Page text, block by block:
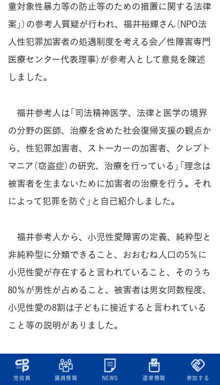
党役員 議員情報 NEWS 選挙情報 参加する
童対象性暴力等の防止等のための措置に関する法律
案」）の参考人質疑が行われ、福井裕輝さん（NPO法
人性犯罪加害者の処遇制度を考える会／性障害専門
医療センター代表理事）が参考人として意見を陳述
しました。
福井参考人は「司法精神医学、法律と医学の境界
の分野の医師、治療を含めた社会復帰支援の観点か
ら、性犯罪加害者、ストーカーの加害者、クレプト
マニア（窃盗症）の研究、治療を行っている」「理念は
被害者を生まないために加害者の治療を行う。それ
によって犯罪を防ぐ」と自己紹介しました。
福井参考人から、小児性愛障害の定義、純粋型と
非純粋型に分類できること、おおむね人口の5％に
小児性愛が存在すると言われていること、そのうち
80％が男性が占めること、被害者は男女同数程度、
小児性愛の8割は子どもに接近すると言われている
こと等の説明がありました。
日本版DBSについては、「DBS単独では、ほとん
ど効果がない」と指摘し、「イギリスでは、加害者治